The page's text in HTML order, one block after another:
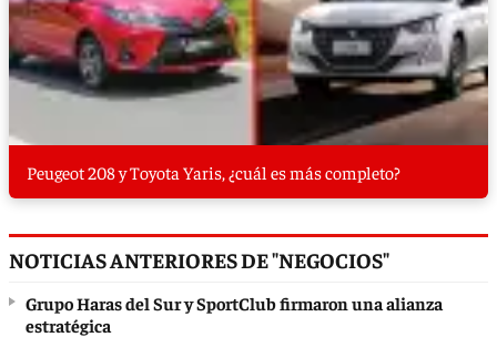
Peugeot 208 y Toyota Yaris, ¿cuál es más completo?
NOTICIAS ANTERIORES DE "NEGOCIOS"
Grupo Haras del Sur y SportClub firmaron una alianza
estratégica